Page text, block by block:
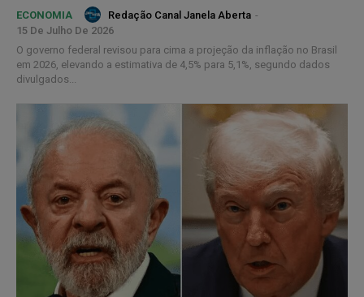
ECONOMIA Redação Canal Janela Aberta -
15 De Julho De 2026
O governo federal revisou para cima a projeção da inflação no Brasil
em 2026, elevando a estimativa de 4,5% para 5,1%, segundo dados
divulgados...